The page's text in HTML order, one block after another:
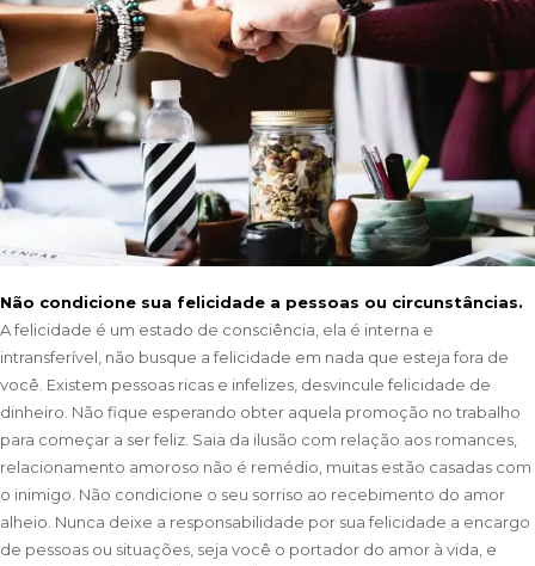
Não condicione sua felicidade a pessoas ou circunstâncias.
A felicidade é um estado de consciência, ela é interna e
intransferível, não busque a felicidade em nada que esteja fora de
você. Existem pessoas ricas e infelizes, desvincule felicidade de
dinheiro. Não fique esperando obter aquela promoção no trabalho
para começar a ser feliz. Saia da ilusão com relação aos romances,
relacionamento amoroso não é remédio, muitas estão casadas com
o inimigo. Não condicione o seu sorriso ao recebimento do amor
alheio. Nunca deixe a responsabilidade por sua felicidade a encargo
de pessoas ou situações, seja você o portador do amor à vida, e